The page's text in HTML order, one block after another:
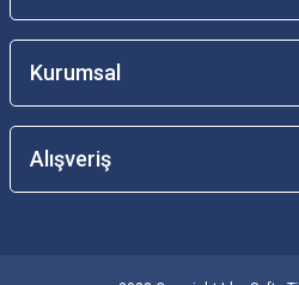
Kurumsal
Alışveriş